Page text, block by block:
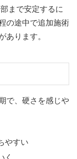
まで安定するに
の途中で追加施術
あります。
で、硬さを感じや
やすい
く